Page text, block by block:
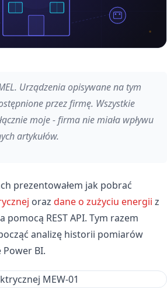
Urządzenia opisywane na tym
przez firmę. Wszystkie
moje - firma nie miała wpływu
artykułów.
prezentowałem jak pobrać
oraz dane o zużyciu energii z
pomocą REST API. Tym razem
analizę historii pomiarów
BI.